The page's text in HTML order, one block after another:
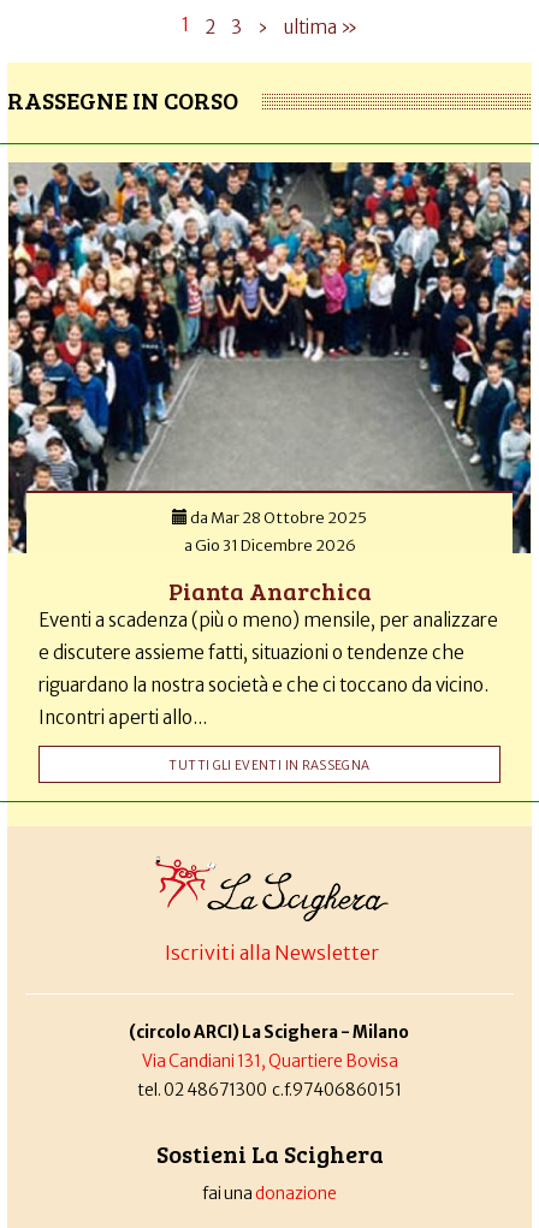
1 2 3 › ultima »
RASSEGNE IN CORSO
da Mar 28 Ottobre 2025
aGio 31 Dicembre 2026
Pianta Anarchica
Eventi a scadenza (più o meno) mensile, per analizzare
e discutere assieme fatti, situazioni o tendenze che
riguardano la nostra società e che ci toccano da vicino.
Incontri aperti allo...
TUTTI GLI EVENTI IN RASSEGNA
Iscriviti alla Newsletter
(circolo ARCI) La Scighera - Milano
Via Candiani 131, Quartiere Bovisa
tel. 02 48671300 c.f.97406860151
Sostieni La Scighera
fai unadonazione